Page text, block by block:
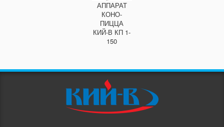
АППАРАТ
КОНО-
ПИЦЦА
КИЙ-В КП 1-
150